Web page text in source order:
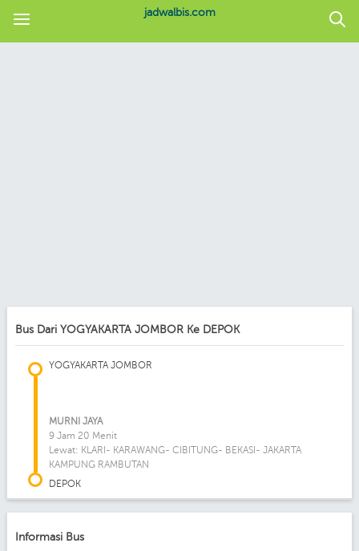
jadwalbis.com
Bus Dari YOGYAKARTA JOMBOR Ke DEPOK
YOGYAKARTA JOMBOR
MURNI JAYA
9 Jam 20 Menit
Lewat: KLARI- KARAWANG- CIBITUNG- BEKASI- JAKARTA
KAMPUNG RAMBUTAN
DEPOK
Informasi Bus